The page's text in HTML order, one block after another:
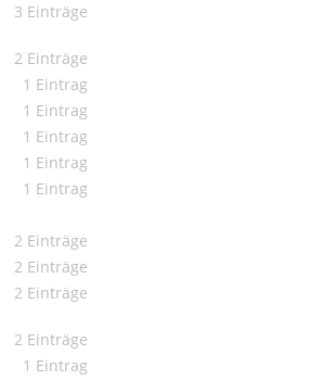
3 Einträge
2 Einträge
1 Eintrag
1 Eintrag
1 Eintrag
1 Eintrag
1 Eintrag
2 Einträge
2 Einträge
2 Einträge
2 Einträge
1 Eintrag